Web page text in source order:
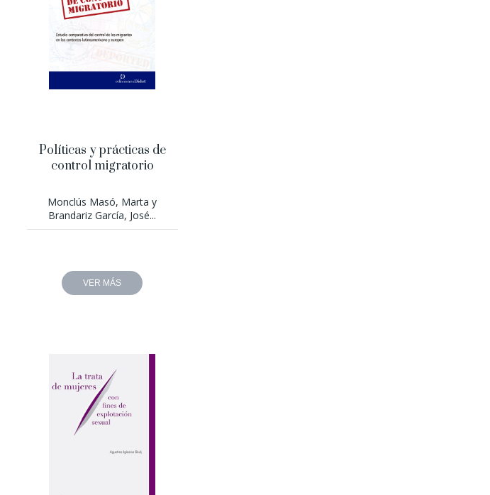
Políticas y prácticas de
control migratorio
Monclús Masó, Marta y
Brandariz García, José...
VER MÁS